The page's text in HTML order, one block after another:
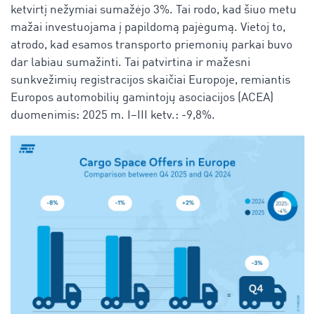
ketvirtį nežymiai sumažėjo 3%. Tai rodo, kad šiuo metu
mažai investuojama į papildomą pajėgumą. Vietoj to,
atrodo, kad esamos transporto priemonių parkai buvo
dar labiau sumažinti. Tai patvirtina ir mažesni
sunkvežimių registracijos skaičiai Europoje, remiantis
Europos automobilių gamintojų asociacijos (ACEA)
duomenimis: 2025 m. I–III ketv.: -9,8%.